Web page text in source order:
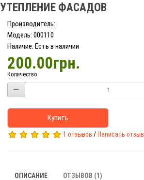
УТЕПЛЕНИЕ ФАСАДОВ
Производитель:
Модель: 000110
Наличие: Есть в наличии
200.00грн.
Количество
Купить
1 отзывов / Написать отзыв
ОПИСАНИЕ ОТЗЫВОВ (1)